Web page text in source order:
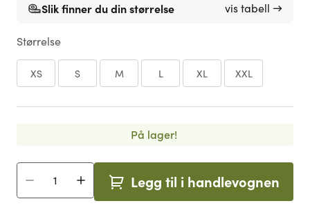
Slik finner du din størrelse vis tabell →
Størrelse
XS S M L XL XXL
På lager!
Antall Legg til i handlevognen